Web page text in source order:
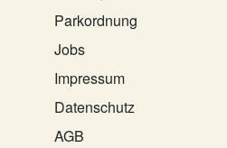
Parkordnung
Jobs
Impressum
Datenschutz
AGB